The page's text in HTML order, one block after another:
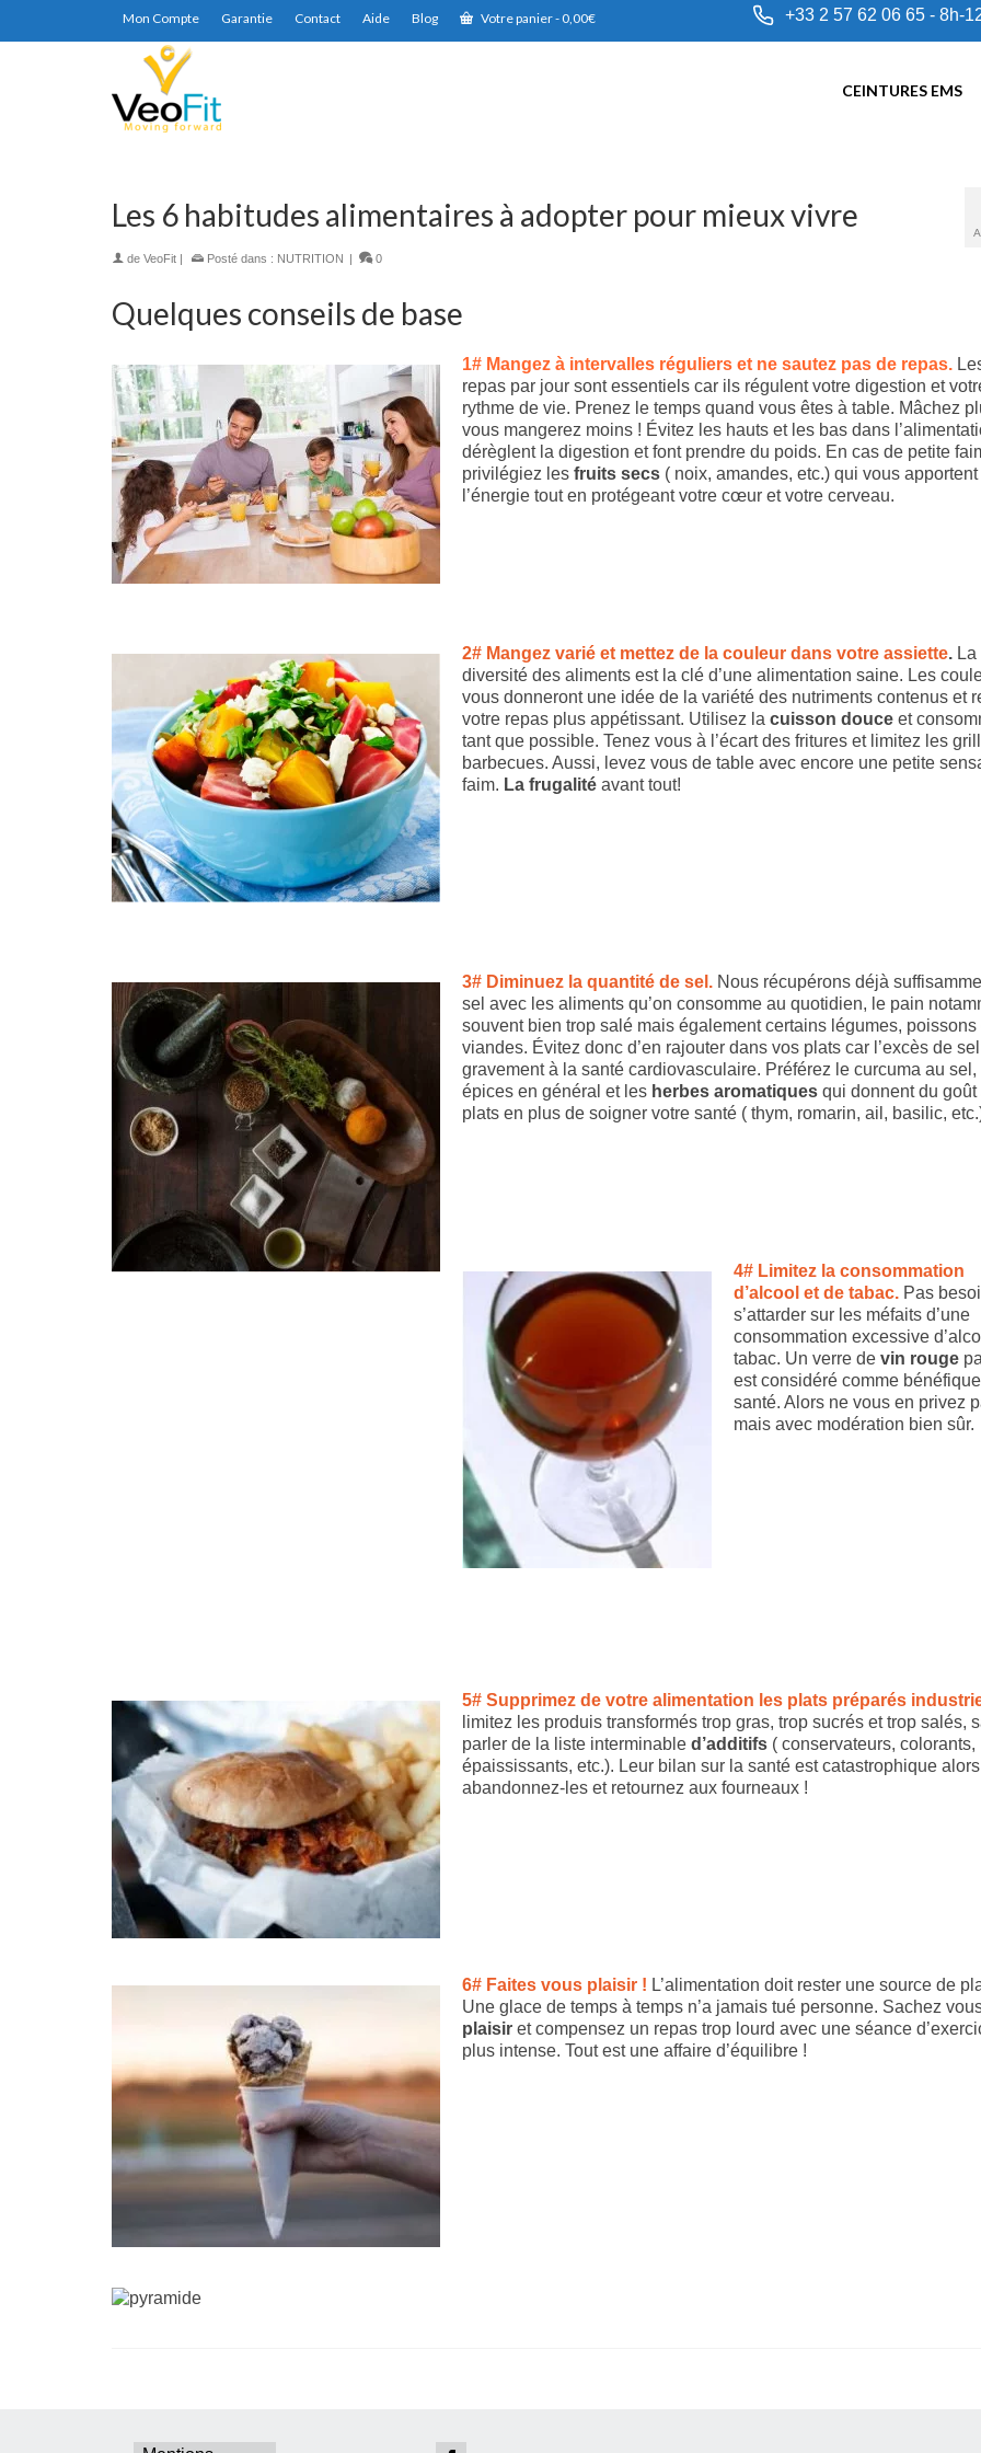
Mon Compte Garantie Contact Aide Blog Votre panier-0,00€ +33 2 57 62 06 65 - 8h-
CEINTURES EMS
Les 6 habitudes alimentaires à adopter pour mieux vivre
de VeoFit | Posté dans : NUTRITION | 0
Quelques conseils de base
1# Mangez à intervalles réguliers et ne sautez pas de repas.
repas par jour sont essentiels car ils régulent votre digestion et
rythme de vie. Prenez le temps quand vous êtes à table. Mâchez
vous mangerez moins ! Évitez les hauts et les bas dans
dérèglent la digestion et font prendre du poids. En cas de petite
privilégiez les fruits secs ( noix, amandes, etc.) qui vous
l’énergie tout en protégeant votre cœur et votre cerveau.
2# Mangez varié et mettez de la couleur dans votre assiette. La
diversité des aliments est la clé d’une alimentation saine. Les
vous donneront une idée de la variété des nutriments contenus et
votre repas plus appétissant. Utilisez la cuisson douce et
tant que possible. Tenez vous à l’écart des fritures et limitez les
barbecues. Aussi, levez vous de table avec encore une petite
faim. La frugalité avant tout!
3# Diminuez la quantité de sel. Nous récupérons déjà
sel avec les aliments qu’on consomme au quotidien, le pain
souvent bien trop salé mais également certains légumes, poissons
viandes. Évitez donc d’en rajouter dans vos plats car l’excès de
gravement à la santé cardiovasculaire. Préférez le curcuma au sel,
épices en général et les herbes aromatiques qui donnent du goût
plats en plus de soigner votre santé ( thym, romarin, ail, basilic,
4# Limitez la consommation
d’alcool et de tabac. Pas
s’attarder sur les méfaits d’une
consommation excessive
tabac. Un verre de vin rouge
est considéré comme
santé. Alors ne vous en privez
mais avec modération bien sûr.
5# Supprimez de votre alimentation les plats préparés
limitez les produis transformés trop gras, trop sucrés et trop salés,
parler de la liste interminable d’additifs ( conservateurs, colorants,
épaississants, etc.). Leur bilan sur la santé est catastrophique alors
abandonnez-les et retournez aux fourneaux !
6# Faites vous plaisir ! L’alimentation doit rester une source de
Une glace de temps à temps n’a jamais tué personne. Sachez
plaisir et compensez un repas trop lourd avec une séance
plus intense. Tout est une affaire d’équilibre !